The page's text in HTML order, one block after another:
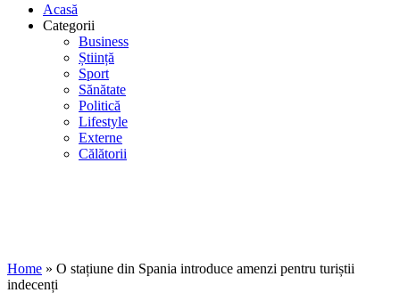
Acasă
Categorii
Business
Știință
Sport
Sănătate
Politică
Lifestyle
Externe
Călătorii
Home » O stațiune din Spania introduce amenzi pentru turiștii
indecenți